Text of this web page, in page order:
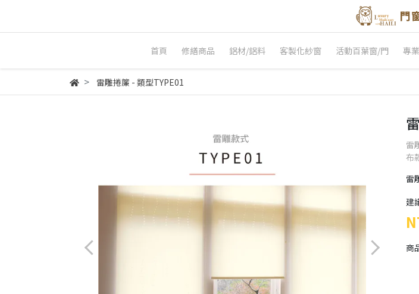
首頁 修繕商品 鋁材/鋁料 客製化紗窗 活動百葉窗/門 專
雷雕捲簾 - 類型TYPE01
雷
布
雷
建
商